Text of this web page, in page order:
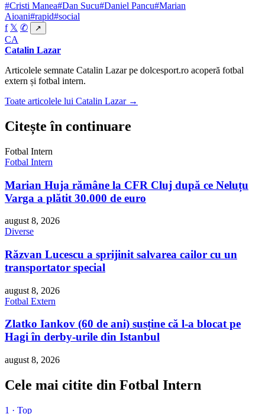
#Cristi Manea#Dan Sucu#Daniel Pancu#Marian
Aioani#rapid#social
f 𝕏 ✆ ↗
CA
Catalin Lazar
Articolele semnate Catalin Lazar pe dolcesport.ro acoperă fotbal
extern și fotbal intern.
Toate articolele lui Catalin Lazar →
Citește în continuare
Fotbal Intern
Fotbal Intern
Marian Huja rămâne la CFR Cluj după ce Neluțu
Varga a plătit 30.000 de euro
august 8, 2026
Diverse
Răzvan Lucescu a sprijinit salvarea cailor cu un
transportator special
august 8, 2026
Fotbal Extern
Zlatko Iankov (60 de ani) susține că l-a blocat pe
Hagi în derby-urile din Istanbul
august 8, 2026
Cele mai citite din Fotbal Intern
1 · Top